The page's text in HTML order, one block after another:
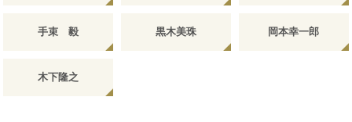
手束 毅 黒木美珠 岡本幸一郎
木下隆之